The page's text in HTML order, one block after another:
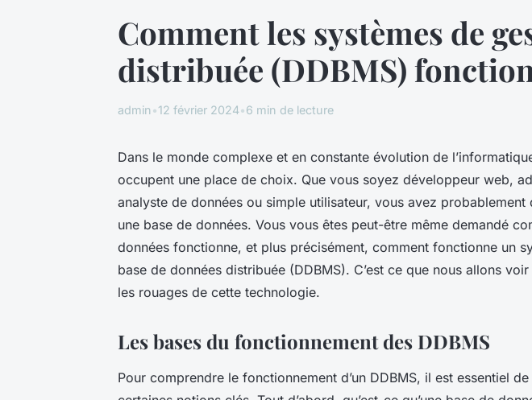
Comment les systèmes de
distribuée (DDBMS)
admin•12 février 2024•6 min de lecture
Dans le monde complexe et en constante évolution de
occupent une place de choix. Que vous soyez développeur web,
analyste de données ou simple utilisateur, vous avez
une base de données. Vous vous êtes peut-être même demandé
données fonctionne, et plus précisément, comment fonctionne un
base de données distribuée (DDBMS). C’est ce que nous allons
les rouages de cette technologie.
Les bases du fonctionnement des DDBMS
Pour comprendre le fonctionnement d’un DDBMS, il est essentiel